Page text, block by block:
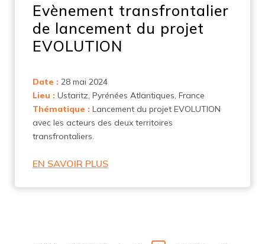
Evènement transfrontalier
de lancement du projet
EVOLUTION
Date : 28 mai 2024
Lieu : Ustaritz, Pyrénées Atlantiques, France
Thématique : Lancement du projet EVOLUTION
avec les acteurs des deux territoires
transfrontaliers.
EN SAVOIR PLUS